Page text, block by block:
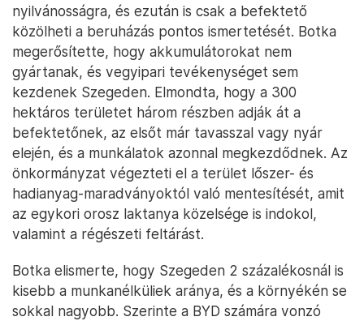
nyilvánosságra, és ezután is csak a befektető
közölheti a beruházás pontos ismertetését. Botka
megerősítette, hogy akkumulátorokat nem
gyártanak, és vegyipari tevékenységet sem
kezdenek Szegeden. Elmondta, hogy a 300
hektáros területet három részben adják át a
befektetőnek, az elsőt már tavasszal vagy nyár
elején, és a munkálatok azonnal megkezdődnek. Az
önkormányzat végezteti el a terület lőszer- és
hadianyag-maradványoktól való mentesítését, amit
az egykori orosz laktanya közelsége is indokol,
valamint a régészeti feltárást.
Botka elismerte, hogy Szegeden 2 százalékosnál is
kisebb a munkanélküliek aránya, és a környékén se
sokkal nagyobb. Szerinte a BYD számára vonzó